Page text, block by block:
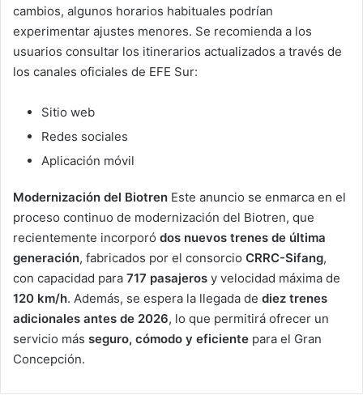
cambios, algunos horarios habituales podrían
experimentar ajustes menores. Se recomienda a los
usuarios consultar los itinerarios actualizados a través de
los canales oficiales de EFE Sur:
Sitio web
Redes sociales
Aplicación móvil
Modernización del Biotren Este anuncio se enmarca en el
proceso continuo de modernización del Biotren, que
recientemente incorporó dos nuevos trenes de última
generación, fabricados por el consorcio CRRC-Sifang,
con capacidad para 717 pasajeros y velocidad máxima de
120 km/h. Además, se espera la llegada de diez trenes
adicionales antes de 2026, lo que permitirá ofrecer un
servicio más seguro, cómodo y eficiente para el Gran
Concepción.